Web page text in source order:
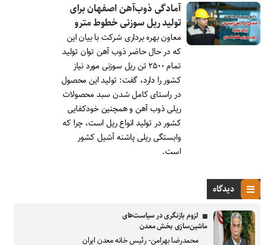
آمادگی ذوب‌آهن اصفهان برای
تولید ریل سوزنی خطوط مترو
معاون بهره برداری شرکت با بیان این
که در حال حاضر ذوب آهن توان تولید
تمام ۲۵۰۰ تن ریل سوزنی مورد نیاز
کشور را دارد، گفت: تولید این محصول
در راستای کامل شدن سبد محصولات
ریلی ذوب آهن و همچنین خودکفایی
کشور در تولید انواع ریل است، چرا که
وابستگی ریلی پاشنه آشیل کشور
است.
دیدگاه
لزوم بازنگری در سیاست‌های
ماشین‌سازی بخش معدن
محمدرضا بهرامن- رئیس خانه معدن ایران